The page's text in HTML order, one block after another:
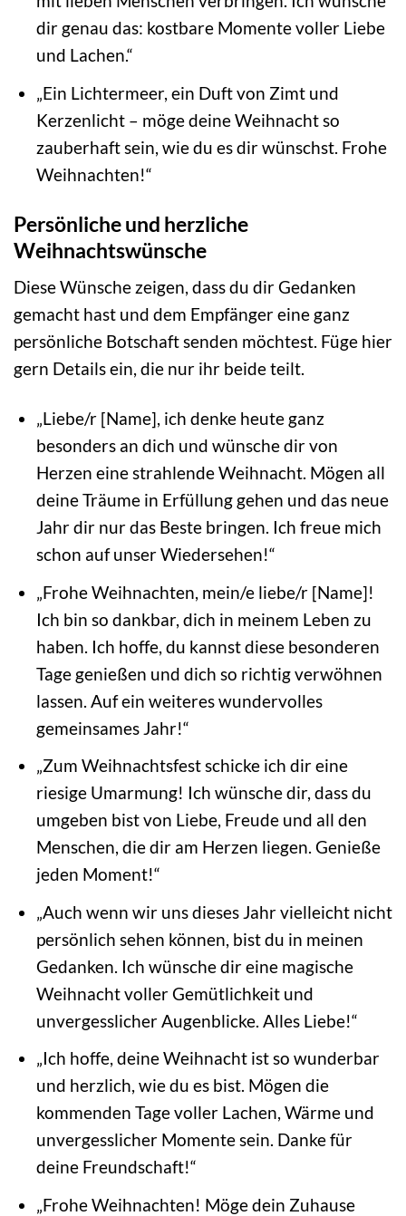
dir genau das: kostbare Momente voller Liebe
und Lachen.“
„Ein Lichtermeer, ein Duft von Zimt und
Kerzenlicht – möge deine Weihnacht so
zauberhaft sein, wie du es dir wünschst. Frohe
Weihnachten!“
Persönliche und herzliche
Weihnachtswünsche
Diese Wünsche zeigen, dass du dir Gedanken
gemacht hast und dem Empfänger eine ganz
persönliche Botschaft senden möchtest. Füge hier
gern Details ein, die nur ihr beide teilt.
„Liebe/r [Name], ich denke heute ganz
besonders an dich und wünsche dir von
Herzen eine strahlende Weihnacht. Mögen all
deine Träume in Erfüllung gehen und das neue
Jahr dir nur das Beste bringen. Ich freue mich
schon auf unser Wiedersehen!“
„Frohe Weihnachten, mein/e liebe/r [Name]!
Ich bin so dankbar, dich in meinem Leben zu
haben. Ich hoffe, du kannst diese besonderen
Tage genießen und dich so richtig verwöhnen
lassen. Auf ein weiteres wundervolles
gemeinsames Jahr!“
„Zum Weihnachtsfest schicke ich dir eine
riesige Umarmung! Ich wünsche dir, dass du
umgeben bist von Liebe, Freude und all den
Menschen, die dir am Herzen liegen. Genieße
jeden Moment!“
„Auch wenn wir uns dieses Jahr vielleicht nicht
persönlich sehen können, bist du in meinen
Gedanken. Ich wünsche dir eine magische
Weihnacht voller Gemütlichkeit und
unvergesslicher Augenblicke. Alles Liebe!“
„Ich hoffe, deine Weihnacht ist so wunderbar
und herzlich, wie du es bist. Mögen die
kommenden Tage voller Lachen, Wärme und
unvergesslicher Momente sein. Danke für
deine Freundschaft!“
„Frohe Weihnachten! Möge dein Zuhause